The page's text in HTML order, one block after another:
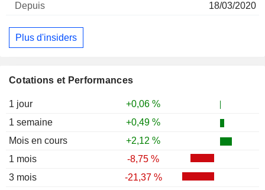
Cotations et Performances
1 jour
+0,06 %
1 semaine
+0,49 %
Mois en cours
+2,12 %
1 mois
-8,75 %
3 mois
-21,37 %
18/03/2020
Plus d'insiders